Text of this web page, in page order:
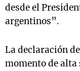
desde el
argentinos”.
La declaración
momento de